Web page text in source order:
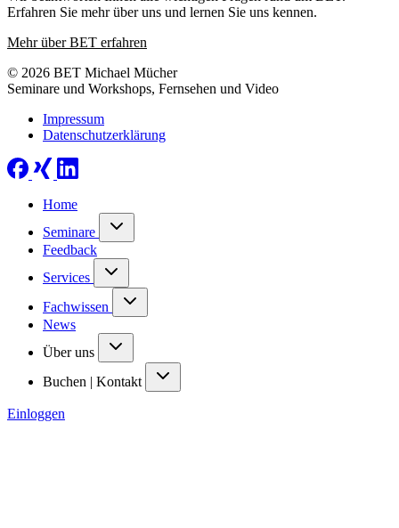
Erfahren Sie mehr über uns und lernen Sie uns kennen.
Mehr über BET erfahren
© 2026 BET Michael Mücher
Seminare und Workshops, Fernsehen und Video
Impressum
Datenschutzerklärung
Home
Seminare
Feedback
Services
Fachwissen
News
Über uns
Buchen | Kontakt
Einloggen